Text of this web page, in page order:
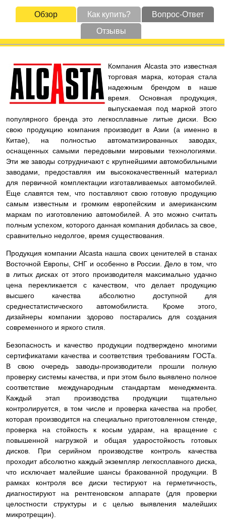
Обзор Как купить?
Вопрос-Ответ
Отзывы
Компания Alcasta это известная
торговая марка, которая стала
надежным брендом в наше
время. Основная продукция,
выпускаемая под маркой этого
популярного бренда это легкосплавные литые диски. Всю
свою продукцию компания производит в Азии (а именно в
Китае), на полностью автоматизированных заводах,
оснащенных самыми передовыми мировыми технологиями.
Эти же заводы сотрудничают с крупнейшими автомобильными
заводами, предоставляя им высококачественный материал
для первичной комплектации изготавливаемых автомобилей.
Еще славятся тем, что поставляют свою готовую продукцию
самым известным и громким европейским и американским
маркам по изготовлению автомобилей. А это можно считать
полным успехом, которого данная компания добилась за свое,
сравнительно недолгое, время существования.
Продукция компании Alcasta нашла своих ценителей в станах
Восточной Европы, СНГ и особенно в России. Дело в том, что
в литых дисках от этого производителя максимально удачно
цена перекликается с качеством, что делает продукцию
высшего качества абсолютно доступной для
среднестатистического автомобилиста. Кроме этого,
дизайнеры компании здорово постарались для создания
современного и яркого стиля.
Безопасность и качество продукции подтверждено многими
сертификатами качества и соответствия требованиям ГОСТа.
В свою очередь заводы-производители прошли полную
проверку системы качества, и при этом было выявлено полное
соответствие международным стандартам менеджмента.
Каждый этап производства продукции тщательно
контролируется, в том числе и проверка качества на пробег,
которая производится на специально приготовленном стенде,
проверка на стойкость к косым ударам, на вращение с
повышенной нагрузкой и общая ударостойкость готовых
дисков. При серийном производстве контроль качества
проходит абсолютно каждый экземпляр легкосплавного диска,
что исключает малейшие шансы бракованной продукции. В
рамках контроля все диски тестируют на герметичность,
диагностируют на рентгеновском аппарате (для проверки
целостности структуры и с целью выявления малейших
микротрещин).